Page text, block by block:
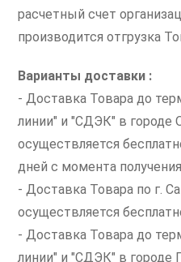
расчетный счет
производится отгрузка
Варианты доставки :
- Доставка Товара до
линии" и "СДЭК" в городе
осуществляется
дней с момента
- Доставка Товара по г.
осуществляется
- Доставка Товара до
линии" и "СДЭК" в городе